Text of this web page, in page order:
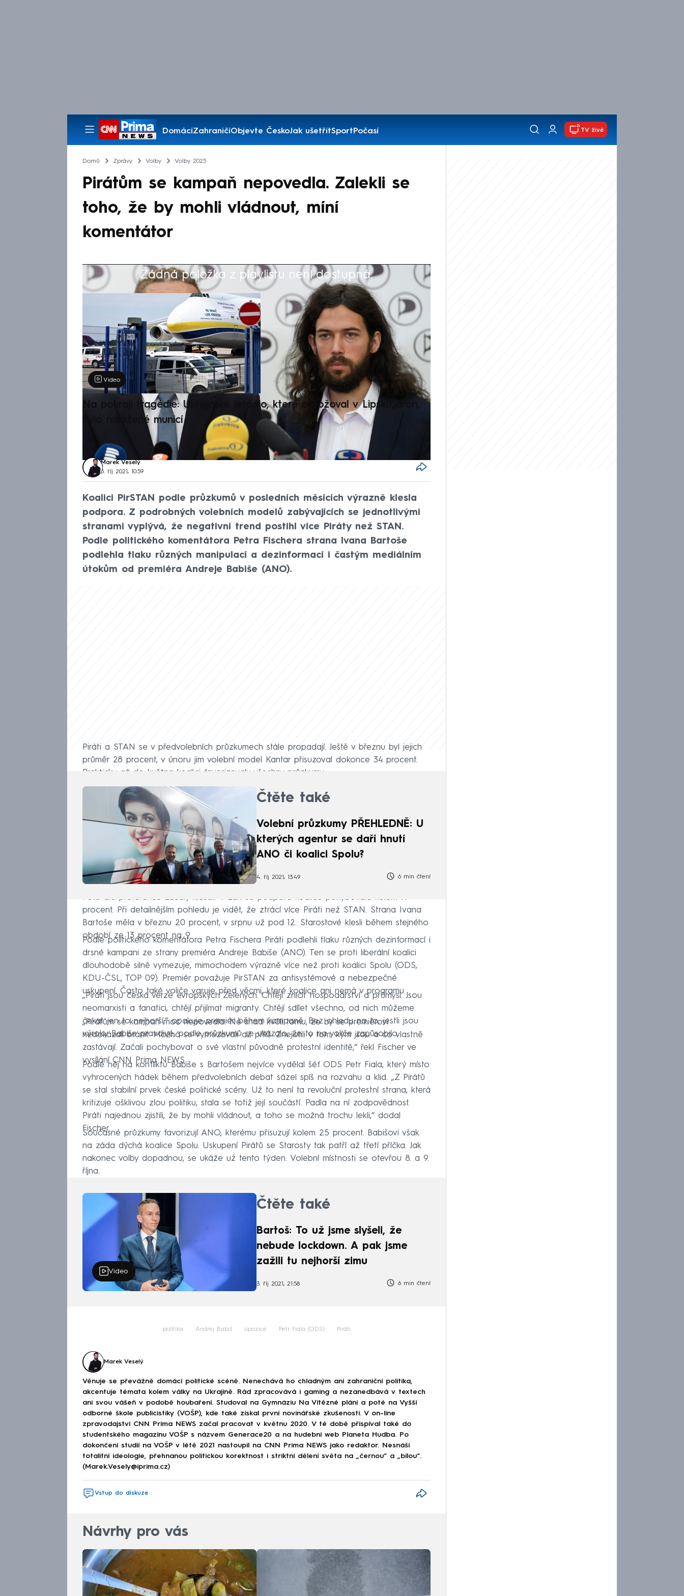
DomácíZahraničíObjevte ČeskoJak ušetřitSportPočasí
Pořady
TV živě
Domů Zprávy Volby Volby 2025
Pirátům se kampaň nepovedla. Zalekli se
toho, že by mohli vládnout, míní
komentátor
Žádná položka z playlistu není dostupná.
Výběr redakce
Video
Na pokraji tragédie: Ukrajinské letadlo, které ohrožoval v Lipsku dron,
bylo naložené municí
Marek Veselý
5. říj 2021, 10:59
Koalici PirSTAN podle průzkumů v posledních měsících výrazně klesla
podpora. Z podrobných volebních modelů zabývajících se jednotlivými
stranami vyplývá, že negativní trend postihl více Piráty než STAN.
Podle politického komentátora Petra Fischera strana Ivana Bartoše
podlehla tlaku různých manipulací a dezinformací i častým mediálním
útokům od premiéra Andreje Babiše (ANO).
Piráti a STAN se v předvolebních průzkumech stále propadají. Ještě v březnu byl jejich
průměr 28 procent, v únoru jim volební model Kantar přisuzoval dokonce 34 procent.
Prakticky až do května koalici favorizovaly všechny průzkumy.
Čtěte také
Volební průzkumy PŘEHLEDNĚ: U
kterých agentur se daří hnutí
ANO či koalici Spolu?
4. říj 2021, 13:49 6 min čtení
Poté ale preference začaly klesat. V září se podpora koalice pohybovala kolem 19
procent. Při detailnějším pohledu je vidět, že ztrácí více Piráti než STAN. Strana Ivana
Bartoše měla v březnu 20 procent, v srpnu už pod 12. Starostové klesli během stejného
období ze 13 procent na 9.
Podle politického komentátora Petra Fischera Piráti podlehli tlaku různých dezinformací i
drsné kampani ze strany premiéra Andreje Babiše (ANO). Ten se proti liberální koalici
dlouhodobě silně vymezuje, mimochodem výrazně více než proti koalici Spolu (ODS,
KDU-ČSL, TOP 09). Premiér považuje PirSTAN za antisystémové a nebezpečné
uskupení. Často také voliče varuje před věcmi, které koalice ani nemá v programu.
„Piráti jsou česká verze evropských Zelených. Chtějí zničit hospodářství a průmysl. Jsou
neomarxisti a fanatici, chtějí přijímat migranty. Chtějí sdílet všechno, od nich můžeme
čekat jen to nejhorší,“ opakuje premiér během kampaně. Bez ohledu na to, jestli jsou
výroky Babiše pravdivé, podle průzkumů se ukázalo, že to na voliče zapůsobilo.
„Pirátům se kampaň moc nepovedla. Ne snad kvůli tomu, že by se premiérovi
nedokázali bránit. Možná se vymezovali až příliš. Znejistili v tom, kým jsou a co vlastně
zastávají. Začali pochybovat o své vlastní původně protestní identitě,“ řekl Fischer ve
vysílání CNN Prima NEWS.
Podle něj na konfliktu Babiše s Bartošem nejvíce vydělal šéf ODS Petr Fiala, který místo
vyhrocených hádek během předvolebních debat sázel spíš na rozvahu a klid. „Z Pirátů
se stal stabilní prvek české politické scény. Už to není ta revoluční protestní strana, která
kritizuje ošklivou zlou politiku, stala se totiž její součástí. Padla na ní zodpovědnost.
Piráti najednou zjistili, že by mohli vládnout, a toho se možná trochu lekli,“ dodal
Fischer.
Současné průzkumy favorizují ANO, kterému přisuzují kolem 25 procent. Babišovi však
na záda dýchá koalice Spolu. Uskupení Pirátů se Starosty tak patří až třetí příčka. Jak
nakonec volby dopadnou, se ukáže už tento týden. Volební místnosti se otevřou 8. a 9.
října.
Video
Čtěte také
Bartoš: To už jsme slyšeli, že
nebude lockdown. A pak jsme
zažili tu nejhorší zimu
3. říj 2021, 21:58 6 min čtení
politika Andrej Babiš opozice Petr Fiala (ODS) Piráti
Marek Veselý
Věnuje se převážně domácí politické scéně. Nenechává ho chladným ani zahraniční politika,
akcentuje témata kolem války na Ukrajině. Rád zpracovává i gaming a nezanedbává v textech
ani svou vášeň v podobě houbaření. Studoval na Gymnáziu Na Vítězné pláni a poté na Vyšší
odborné škole publicistiky (VOŠP), kde také získal první novinářské zkušenosti. V on-line
zpravodajství CNN Prima NEWS začal pracovat v květnu 2020. V té době přispíval také do
studentského magazínu VOŠP s názvem Generace20 a na hudební web Planeta Hudba. Po
dokončení studií na VOŠP v létě 2021 nastoupil na CNN Prima NEWS jako redaktor. Nesnáší
totalitní ideologie, přehnanou politickou korektnost i striktní dělení světa na „černou“ a „bílou“.
(Marek.Vesely@iprima.cz)
Vstup do diskuze
Návrhy pro vás